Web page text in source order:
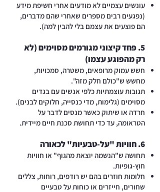
עונשים עצמיים לא מודעים אחרי חשיפת מידע
(נפגעים רבים מספרים שאחרי שהם מדברים,
הם פוצעים את עצמם בלי להבין למה).
5. פחד קיצוני מגורמים מסוימים (לא
רק מהפוגע עצמו)
חשש עמוק מרופאים, משטרה, סמכויות,
מחשש ש"כולם חלק מזה".
תגובות עוצמתיות כלפי אנשים עם בגדים
מסוימים (גלימות, מדי כנסייה, חלוקים לבנים).
חרדה או שיתוק כאשר מנסים לדבר על
הטראומה, עד כדי תחושת סכנת חיים מיידית.
6. חוויות "על-טבעיות" לכאורה
תחושה ש"הנשמה יוצאת מהגוף" או חוויות
חוץ-גופיות.
חלומות חוזרים בהם יש רודפים, רוחות, צללים
שחורים, חייזרים או כוחות על טבעיים